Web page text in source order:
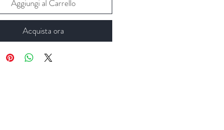
Aggiungi al Carrello
Acquista ora